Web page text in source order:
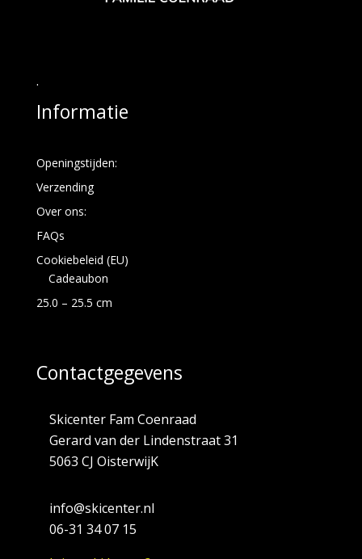
.
Informatie
Openingstijden:
Verzending
Over ons:
FAQs
Cookiebeleid (EU)
Cadeaubon
25.0 – 25.5 cm
Contactgegevens
Skicenter Fam Coenraad
Gerard van der Lindenstraat 31
5063 CJ OisterwijK
info@skicenter.nl
06-31 34 07 15